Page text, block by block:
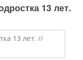
13 лет.